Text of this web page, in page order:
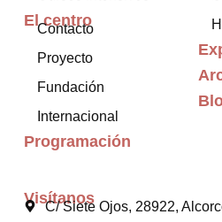
Visítanos
C/ Siete Ojos, 28922,
El centro
Contacto
Proyecto
Fundación
Internacional
Programación